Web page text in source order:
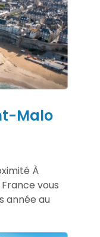
Malo
À
vous
année au